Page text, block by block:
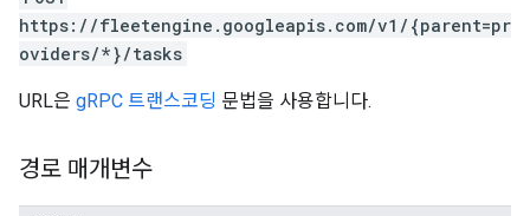
https://fleetengine.googleapis.com/v1/{parent=pr
oviders/*}/tasks
URL은 gRPC 트랜스코딩 문법을 사용합니다.
경로 매개변수